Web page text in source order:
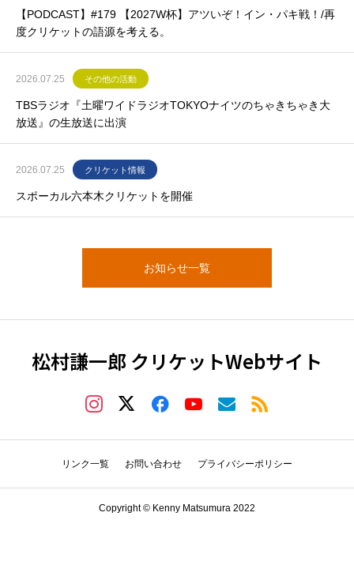
【PODCAST】#179 【2027W杯】アツいぞ！イン・パキ戦！/再
度クリケットの語源を考える。
2026.07.25 その他の活動
TBSラジオ『土曜ワイドラジオTOKYOナイツのちゃきちゃき大
放送』の生放送に出演
2026.07.25 クリケット情報
スポーカル六本木クリケットを開催
お知らせ一覧
松村謙一郎 クリケットWebサイト
リンク一覧 お問い合わせ プライバシーポリシー
Copyright © Kenny Matsumura 2022